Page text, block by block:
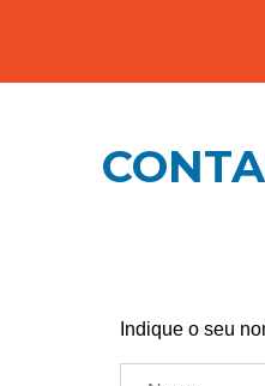
Indique o seu